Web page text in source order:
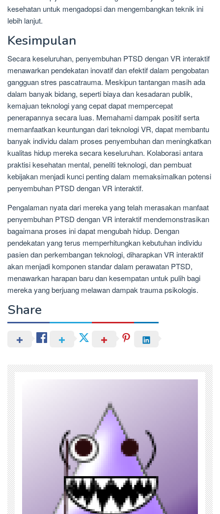
kesehatan untuk mengadopsi dan mengembangkan teknik ini
lebih lanjut.
Kesimpulan
Secara keseluruhan, penyembuhan PTSD dengan VR interaktif
menawarkan pendekatan inovatif dan efektif dalam pengobatan
gangguan stres pascatrauma. Meskipun tantangan masih ada
dalam banyak bidang, seperti biaya dan kesadaran publik,
kemajuan teknologi yang cepat dapat mempercepat
penerapannya secara luas. Memahami dampak positif serta
memanfaatkan keuntungan dari teknologi VR, dapat membantu
banyak individu dalam proses penyembuhan dan meningkatkan
kualitas hidup mereka secara keseluruhan. Kolaborasi antara
praktisi kesehatan mental, peneliti teknologi, dan pembuat
kebijakan menjadi kunci penting dalam memaksimalkan potensi
penyembuhan PTSD dengan VR interaktif.
Pengalaman nyata dari mereka yang telah merasakan manfaat
penyembuhan PTSD dengan VR interaktif mendemonstrasikan
bagaimana proses ini dapat mengubah hidup. Dengan
pendekatan yang terus memperhitungkan kebutuhan individu
pasien dan perkembangan teknologi, diharapkan VR interaktif
akan menjadi komponen standar dalam perawatan PTSD,
menawarkan harapan baru dan kesempatan untuk pulih bagi
mereka yang berjuang melawan dampak trauma psikologis.
Share